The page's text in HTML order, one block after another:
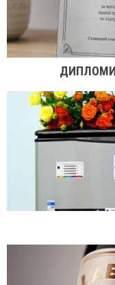
ДИПЛОМИ